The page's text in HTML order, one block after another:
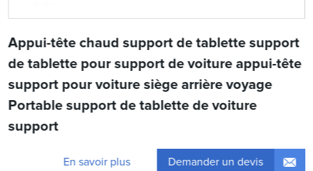
Appui-tête chaud support de tablette support
de tablette pour support de voiture appui-tête
support pour voiture siège arrière voyage
Portable support de tablette de voiture
support
En savoir plus Demander un devis